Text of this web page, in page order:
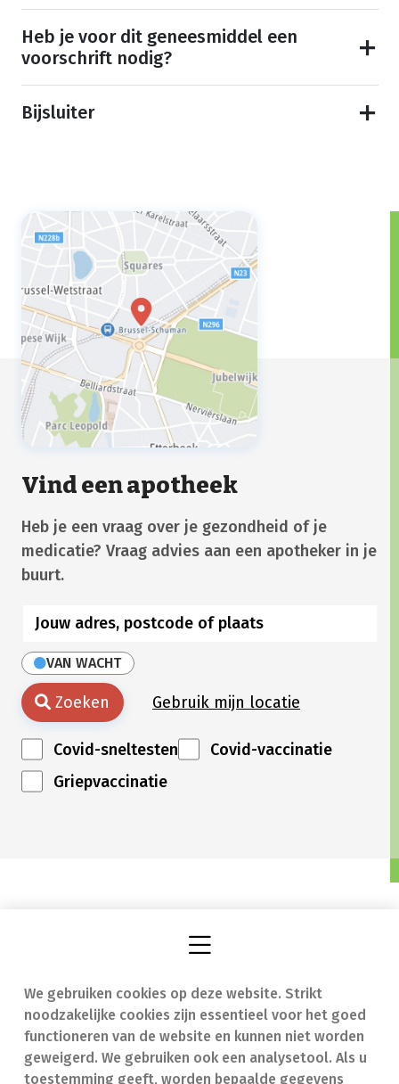
We gebruiken cookies op deze website. Strikt
noodzakelijke cookies zijn essentieel voor het goed
functioneren van de website en kunnen niet worden
geweigerd. We gebruiken ook een analysetool. Als u
toestemming geeft, worden bepaalde gegevens
Heb je voor dit geneesmiddel een
voorschrift nodig?
Bijsluiter
Vind een apotheek
Heb je een vraag over je gezondheid of je
medicatie? Vraag advies aan een apotheker in je
buurt.
VAN WACHT
Zoeken Gebruik mijn locatie
Covid-sneltesten
Covid-vaccinatie
Griepvaccinatie
Vind een apotheek
Onze expertise
Ziekten
In geval van nood
Contact
Veelgestelde vragen